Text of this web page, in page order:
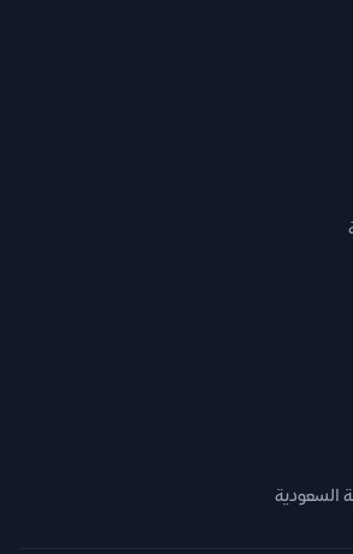
السعودية